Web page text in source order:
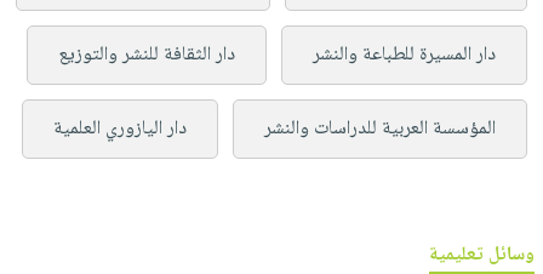
دار المسيرة للطباعة والنشر دار الثقافة للنشر والتوزيع
المؤسسة العربية للدراسات والنشر دار اليازوري العلمية
وسائل تعليمية